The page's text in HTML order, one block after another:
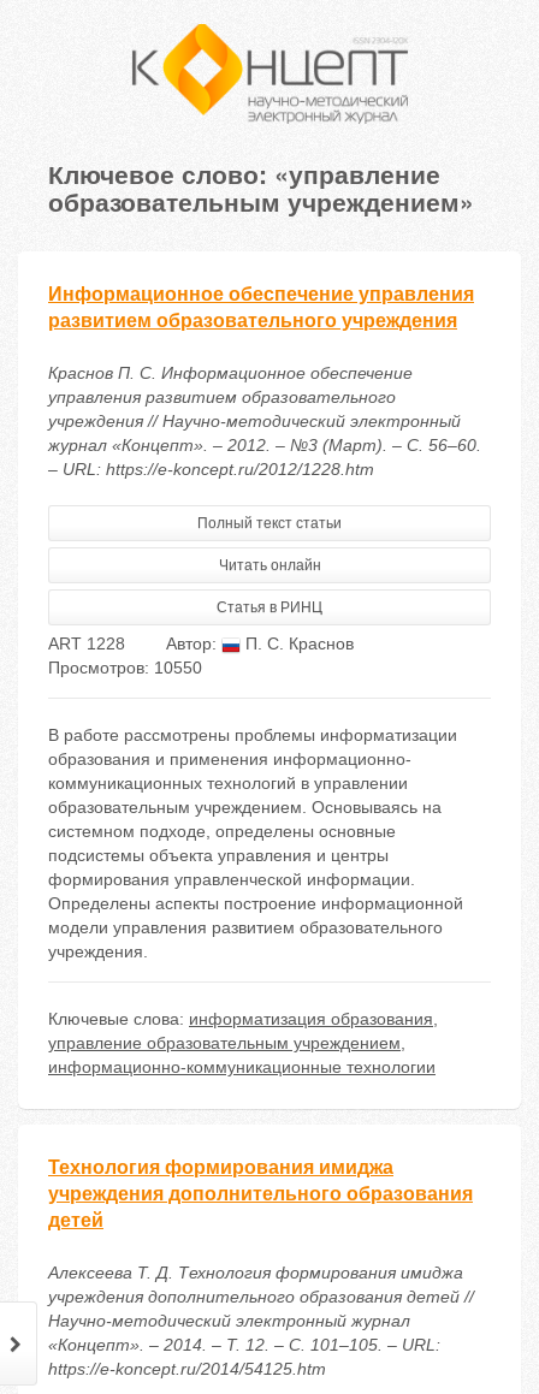
Ключевое слово: «управление
образовательным учреждением»
Информационное обеспечение управления
развитием образовательного учреждения
Краснов П. С. Информационное обеспечение
управления развитием образовательного
учреждения // Научно-методический электронный
журнал «Концепт». – 2012. – №3 (Март). – С. 56–60.
– URL: https://e-koncept.ru/2012/1228.htm
Полный текст статьи
Читать онлайн
Статья в РИНЦ
ART 1228 Автор:
П. С. Краснов
Просмотров: 10550
В работе рассмотрены проблемы информатизации
образования и применения информационно-
коммуникационных технологий в управлении
образовательным учреждением. Основываясь на
системном подходе, определены основные
подсистемы объекта управления и центры
формирования управленческой информации.
Определены аспекты построение информационной
модели управления развитием образовательного
учреждения.
Ключевые слова: информатизация образования,
управление образовательным учреждением,
информационно-коммуникационные технологии
Технология формирования имиджа
учреждения дополнительного образования
детей
Алексеева Т. Д. Технология формирования имиджа
учреждения дополнительного образования детей //
Научно-методический электронный журнал
«Концепт». – 2014. – Т. 12. – С. 101–105. – URL:
https://e-koncept.ru/2014/54125.htm